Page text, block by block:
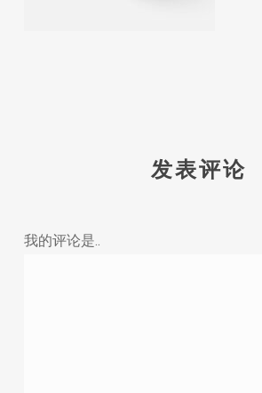
发表评论
我的评论是..